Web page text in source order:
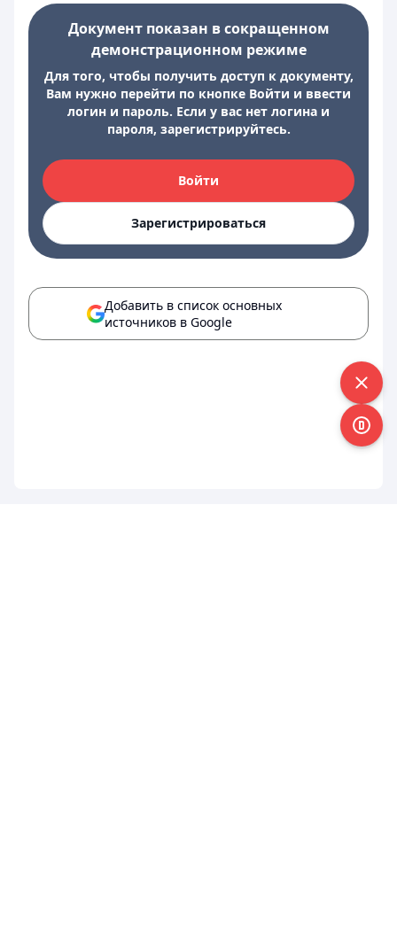
Документ показан в сокращенном
демонстрационном режиме
Для того, чтобы получить доступ к документу,
Вам нужно перейти по кнопке Войти и ввести
логин и пароль. Если у вас нет логина и
пароля, зарегистрируйтесь.
Войти
Зарегистрироваться
Добавить в список основных
источников в Google